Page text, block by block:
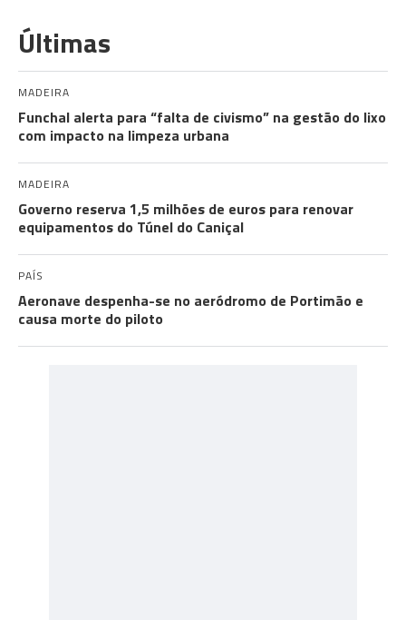
Últimas
MADEIRA
Funchal alerta para “falta de civismo” na gestão do lixo
com impacto na limpeza urbana
MADEIRA
Governo reserva 1,5 milhões de euros para renovar
equipamentos do Túnel do Caniçal
PAÍS
Aeronave despenha-se no aeródromo de Portimão e
causa morte do piloto